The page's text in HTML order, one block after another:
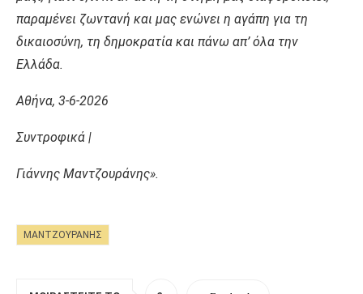
παραμένει ζωντανή και μας ενώνει η αγάπη για τη
δικαιοσύνη, τη δημοκρατία και πάνω απ’ όλα την
Ελλάδα.
Αθήνα, 3-6-2026
Συντροφικά |
Γιάννης Μαντζουράνης».
ΜΑΝΤΖΟΥΡΆΝΗΣ